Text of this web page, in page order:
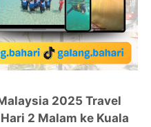
2025 Travel
2 Malam ke Kuala